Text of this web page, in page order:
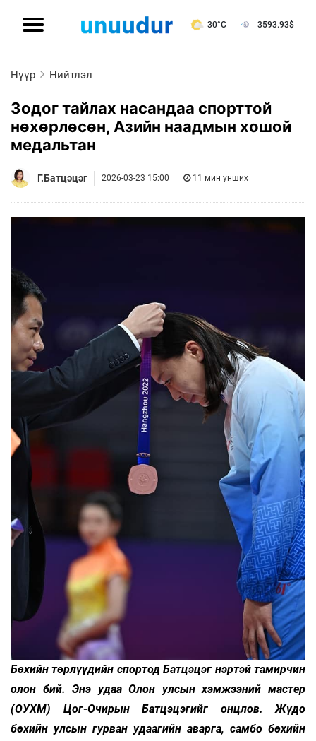
30°C 3593.93$
Нүүр Нийтлэл
Зодог тайлах насандаа спорттой
нөхөрлөсөн, Азийн наадмын хошой
медальтан
Г.Батцэцэг 2026-03-23 15:00 11 мин унших
Бөхийн төрлүүдийн спортод Батцэцэг нэртэй тамирчин
олон бий. Энэ удаа Олон улсын хэмжээний мастер
(ОУХМ) Цог-Очирын Батцэцэгийг онцлов. Жүдо
бөхийн улсын гурван удаагийн аварга, самбо бөхийн